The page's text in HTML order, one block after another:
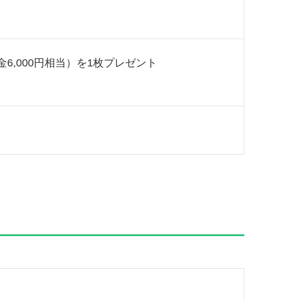
円相当）を1枚プレゼント